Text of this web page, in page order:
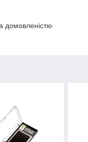
домовленістю